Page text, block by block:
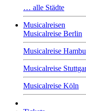
… alle Städte
Musicalreisen
Musicalreise Berlin
Musicalreise
Musicalreise
Musicalreise Köln